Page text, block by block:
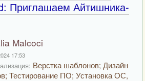
Приглашаем Айтишника-
Malcoci
17:53
Верстка шаблонов; Дизайн
Тестирование ПО; Установка ОС,